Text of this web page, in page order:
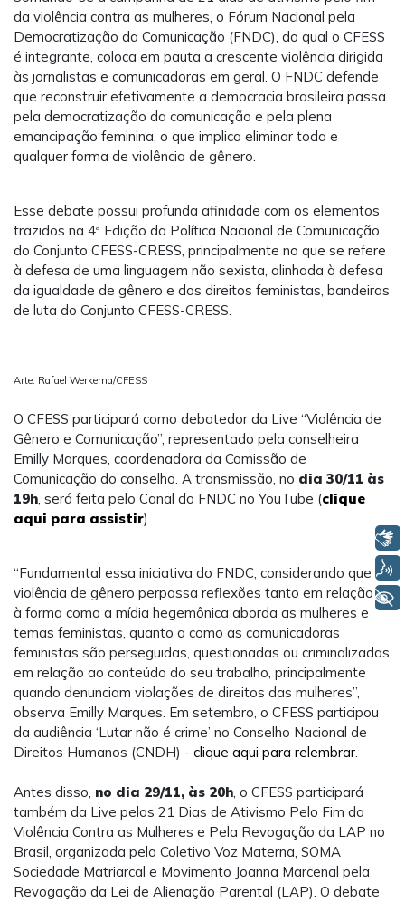
da violência contra as mulheres, o Fórum Nacional pela
Democratização da Comunicação (FNDC), do qual o CFESS
é integrante, coloca em pauta a crescente violência dirigida
às jornalistas e comunicadoras em geral. O FNDC defende
que reconstruir efetivamente a democracia brasileira passa
pela democratização da comunicação e pela plena
emancipação feminina, o que implica eliminar toda e
qualquer forma de violência de gênero.
Esse debate possui profunda afinidade com os elementos
trazidos na 4ª Edição da Política Nacional de Comunicação
do Conjunto CFESS-CRESS, principalmente no que se refere
à defesa de uma linguagem não sexista, alinhada à defesa
da igualdade de gênero e dos direitos feministas, bandeiras
de luta do Conjunto CFESS-CRESS.
Arte: Rafael Werkema/CFESS
O CFESS participará como debatedor da Live “Violência de
Gênero e Comunicação”, representado pela conselheira
Emilly Marques, coordenadora da Comissão de
Comunicação do conselho. A transmissão, no dia 30/11 às
19h, será feita pelo Canal do FNDC no YouTube (clique
aqui para assistir).
“Fundamental essa iniciativa do FNDC, considerando que a
violência de gênero perpassa reflexões tanto em relação
à forma como a mídia hegemônica aborda as mulheres e
temas feministas, quanto a como as comunicadoras
feministas são perseguidas, questionadas ou criminalizadas
em relação ao conteúdo do seu trabalho, principalmente
quando denunciam violações de direitos das mulheres”,
observa Emilly Marques. Em setembro, o CFESS participou
da audiência ‘Lutar não é crime’ no Conselho Nacional de
Direitos Humanos (CNDH) - clique aqui para relembrar.
Antes disso, no dia 29/11, às 20h, o CFESS participará
também da Live pelos 21 Dias de Ativismo Pelo Fim da
Violência Contra as Mulheres e Pela Revogação da LAP no
Brasil, organizada pelo Coletivo Voz Materna, SOMA
Sociedade Matriarcal e Movimento Joanna Marcenal pela
Revogação da Lei de Alienação Parental (LAP). O debate
Voz
+ Acessibilidade